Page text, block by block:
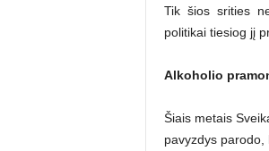
Tik šios srities
politikai tiesiog jį
Alkoholio
Šiais metais
pavyzdys